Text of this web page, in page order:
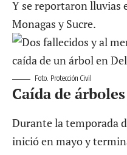
Y se reportaron lluvias
Monagas y Sucre.
Foto. Protección Civil
Caída de
Durante la temporada
inició en mayo y